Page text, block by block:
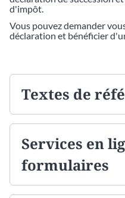
d'impôt.
Vous pouvez demander
déclaration et bénéficier
Textes de
Services en
formulaires